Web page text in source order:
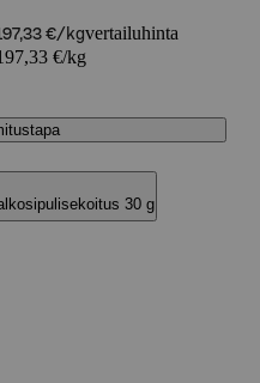
€/kgvertailuhinta
€/kg
30 g